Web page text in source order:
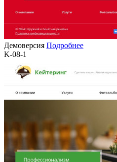
Демоверсия Подробнее
K-08-1